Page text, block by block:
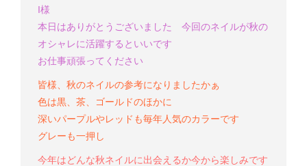
I様
本日はありがとうございました
今回のネイルが秋の
オシャレに活躍するといいです
お仕事頑張ってください
皆様、秋のネイルの参考になりましたかぁ
色は黒、茶、ゴールドのほかに
深いパープルやレッドも毎年人気のカラーです
グレーも一押し
今年はどんな秋ネイルに出会えるか今から楽しみです